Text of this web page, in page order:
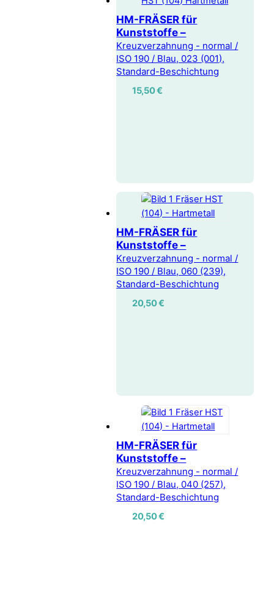
HM-FRÄSER für
Kunststoffe –
Kreuzverzahnung - normal /
ISO 190 / Blau, 023 (001),
Standard-Beschichtung
15,50€
HM-FRÄSER für
Kunststoffe –
Kreuzverzahnung - normal /
ISO 190 / Blau, 060 (239),
Standard-Beschichtung
20,50€
HM-FRÄSER für
Kunststoffe –
Kreuzverzahnung - normal /
ISO 190 / Blau, 040 (257),
Standard-Beschichtung
20,50€